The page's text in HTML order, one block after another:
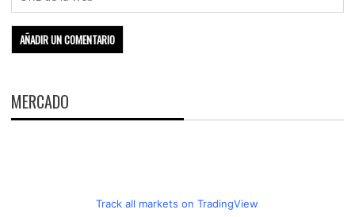
MERCADO
Track all markets on TradingView